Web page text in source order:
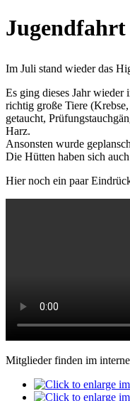
Jugendfahrt
Im Juli stand wieder das
Es ging dieses Jahr wieder
richtig große Tiere
getaucht,
Harz.
Ansonsten wurde
Die Hütten haben sich
Hier noch ein paar
Mitglieder finden im